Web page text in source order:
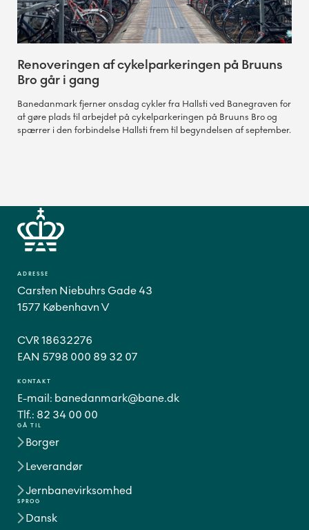
Renoveringen af cykelparkeringen på Bruuns
Bro går i gang
Banedanmark fjerner onsdag cykler fra Hallsti ved Banegraven for
at gøre plads til arbejdet på cykelparkeringen på Bruuns Bro og
spærrer i den forbindelse Hallsti frem til begyndelsen af september.
GÅ TIL
Borger
Leverandør
Jernbanevirksomhed
SPROG
Dansk
ADRESSE
Carsten Niebuhrs Gade 43
1577 København V
CVR 18632276
EAN 5798 000 89 32 07
KONTAKT
E-mail: banedanmark@bane.dk
Tlf.: 82 34 00 00